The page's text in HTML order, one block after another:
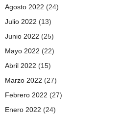
Agosto 2022 (24)
Julio 2022 (13)
Junio 2022 (25)
Mayo 2022 (22)
Abril 2022 (15)
Marzo 2022 (27)
Febrero 2022 (27)
Enero 2022 (24)